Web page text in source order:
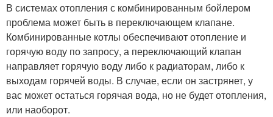
В системах отопления с комбинированным бойлером
проблема может быть в переключающем клапане.
Комбинированные котлы обеспечивают отопление и
горячую воду по запросу, а переключающий клапан
направляет горячую воду либо к радиаторам, либо к
выходам горячей воды. В случае, если он застрянет, у
вас может остаться горячая вода, но не будет отопления,
или наоборот.